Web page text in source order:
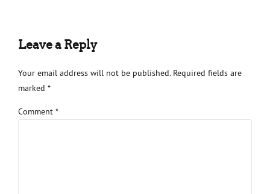
Leave a Reply
Your email address will not be published. Required fields are
marked *
Comment *